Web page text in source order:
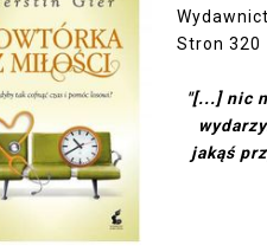
Stron 320
"[...] nic
jakąś